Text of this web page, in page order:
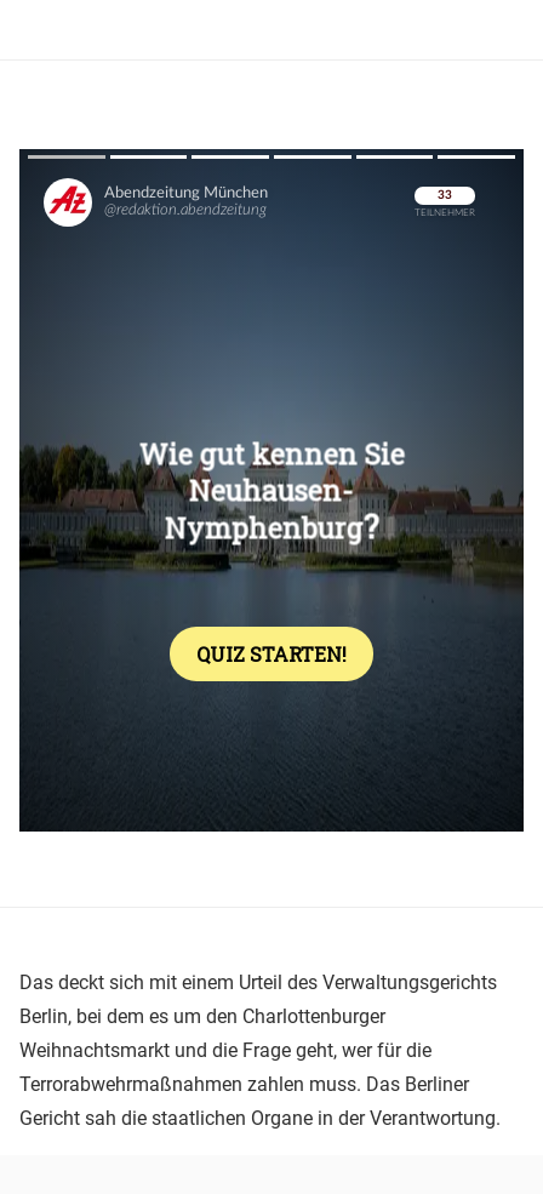
Überspringen
Überspringen
Das deckt sich mit einem Urteil des Verwaltungsgerichts
Berlin, bei dem es um den Charlottenburger
Weihnachtsmarkt und die Frage geht, wer für die
Terrorabwehrmaßnahmen zahlen muss. Das Berliner
Gericht sah die staatlichen Organe in der Verantwortung.